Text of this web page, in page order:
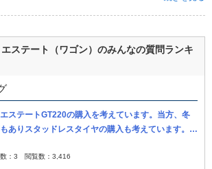
ステート（ワゴン）のみんなの質問ランキ
ステートGT220の購入を考えています。当方、冬
ありスタッドレスタイヤの購入も考えています。装
等知っている方、教えていただければ大変助かりま
： 3 閲覧数： 3,416